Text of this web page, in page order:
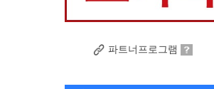
파트너프로그램